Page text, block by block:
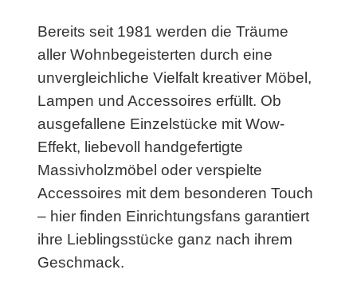
Bereits seit 1981 werden die Träume
aller Wohnbegeisterten durch eine
unvergleichliche Vielfalt kreativer Möbel,
Lampen und Accessoires erfüllt. Ob
ausgefallene Einzelstücke mit Wow-
Effekt, liebevoll handgefertigte
Massivholzmöbel oder verspielte
Accessoires mit dem besonderen Touch
– hier finden Einrichtungsfans garantiert
ihre Lieblingsstücke ganz nach ihrem
Geschmack.